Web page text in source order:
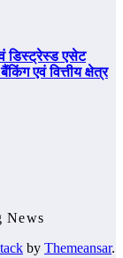
डिस्ट्रेस्ड एसेट
एवं वित्तीय क्षेत्र
News
by Themeansar.